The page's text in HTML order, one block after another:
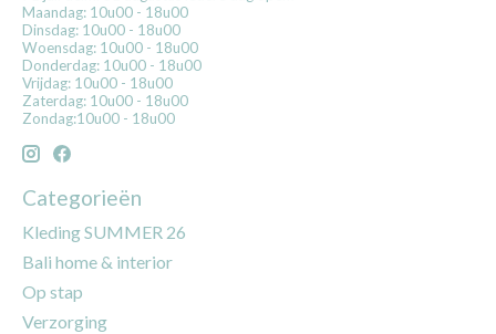
Maandag: 10u00 - 18u00
Dinsdag: 10u00 - 18u00
Woensdag: 10u00 - 18u00
Donderdag: 10u00 - 18u00
Vrijdag: 10u00 - 18u00
Zaterdag: 10u00 - 18u00
Zondag:10u00 - 18u00
Categorieën
Kleding SUMMER 26
Bali home & interior
Op stap
Verzorging